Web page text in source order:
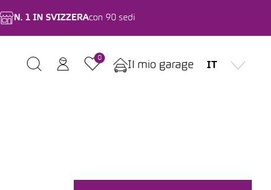
N. 1 IN SVIZZERAcon 90 sedi
0
Il mio garage IT